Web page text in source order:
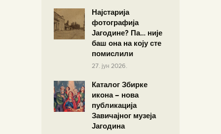
Најстарија
фотографија
Јагодине? Па… није
баш она на коју сте
помислили
27. јун 2026.
Каталог Збирке
икона – нова
публикација
Завичајног музеја
Јагодина